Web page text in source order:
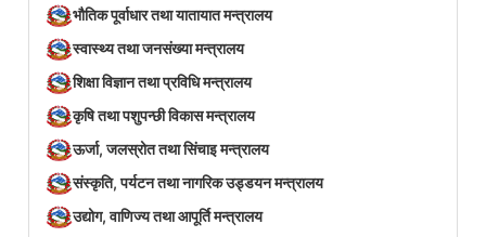
भौतिक पूर्वाधार तथा यातायात मन्त्रालय
स्वास्थ्य तथा जनसंख्या मन्त्रालय
शिक्षा विज्ञान तथा प्रविधि मन्त्रालय
कृषि तथा पशुपन्छी विकास मन्त्रालय
ऊर्जा, जलस्रोत तथा सिंचाइ मन्त्रालय
संस्कृति, पर्यटन तथा नागरिक उड्डयन मन्त्रालय
उद्योग, वाणिज्य तथा आपूर्ति मन्त्रालय